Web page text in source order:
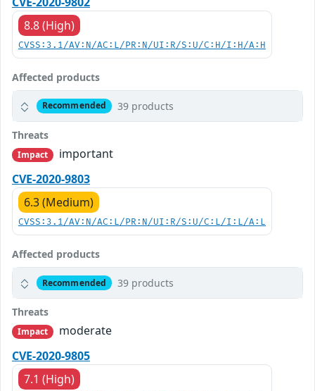
8.8 (High)
CVSS:3.1/AV:N/AC:L/PR:N/UI:R/S:U/C:H/I:H/A:H
Affected products
Recommended 39 products
Threats
Impact
important
CVE-2020-9803
6.3 (Medium)
CVSS:3.1/AV:N/AC:L/PR:N/UI:R/S:U/C:L/I:L/A:L
Affected products
Recommended 39 products
Threats
Impact
moderate
CVE-2020-9805
7.1 (High)